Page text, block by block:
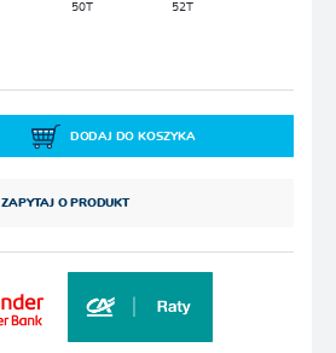
50T 52T
DODAJ DO KOSZYKA
ZAPYTAJ O PRODUKT